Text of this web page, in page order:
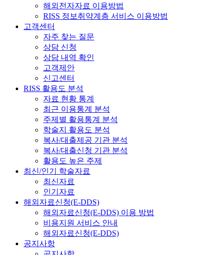
해외전자자료 이용방법
RISS 정보취약계층 서비스 이용방법
고객센터
자주 찾는 질문
상담 신청
상담 내역 확인
고객제안
신고센터
RISS 활용도 분석
자료 현황 통계
최근 이용통계 분석
주제별 활용통계 분석
학술지 활용도 분석
복사/대출제공 기관 분석
복사/대출신청 기관 분석
활용도 높은 주제
최신/인기 학술자료
최신자료
인기자료
해외자료신청(E-DDS)
해외자료신청(E-DDS) 이용 방법
비용지원 서비스 안내
해외자료신청(E-DDS)
공지사항